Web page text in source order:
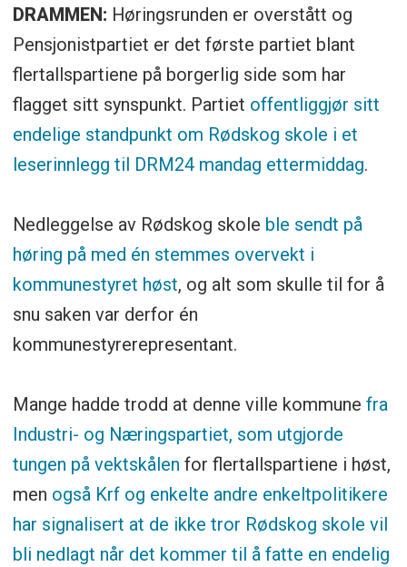
DRAMMEN: Høringsrunden er overstått og
Pensjonistpartiet er det første partiet blant
flertallspartiene på borgerlig side som har
flagget sitt synspunkt. Partiet offentliggjør sitt
endelige standpunkt om Rødskog skole i et
leserinnlegg til DRM24 mandag ettermiddag.
Nedleggelse av Rødskog skole ble sendt på
høring på med én stemmes overvekt i
kommunestyret høst, og alt som skulle til for å
snu saken var derfor én
kommunestyrerepresentant.
Mange hadde trodd at denne ville kommune fra
Industri- og Næringspartiet, som utgjorde
tungen på vektskålen for flertallspartiene i høst,
men også Krf og enkelte andre enkeltpolitikere
har signalisert at de ikke tror Rødskog skole vil
bli nedlagt når det kommer til å fatte en endelig